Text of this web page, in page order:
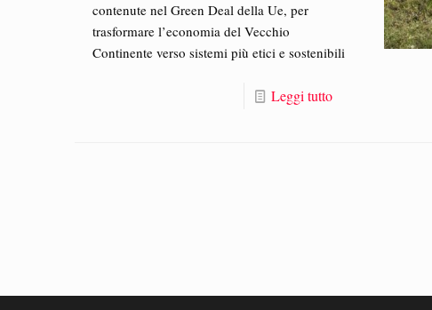
contenute nel Green Deal della Ue, per
trasformare l’economia del Vecchio
Continente verso sistemi più etici e sostenibili
Leggi tutto